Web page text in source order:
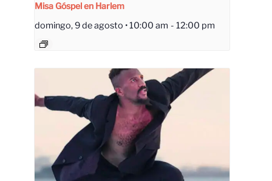
Misa Góspel en Harlem
domingo, 9 de agosto • 10:00 am - 12:00 pm